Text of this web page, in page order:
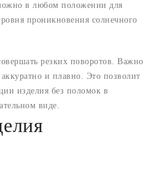
в любом положении для
проникновения солнечного
резких поворотов. Важно
и плавно. Это позволит
изделия без поломок в
виде.